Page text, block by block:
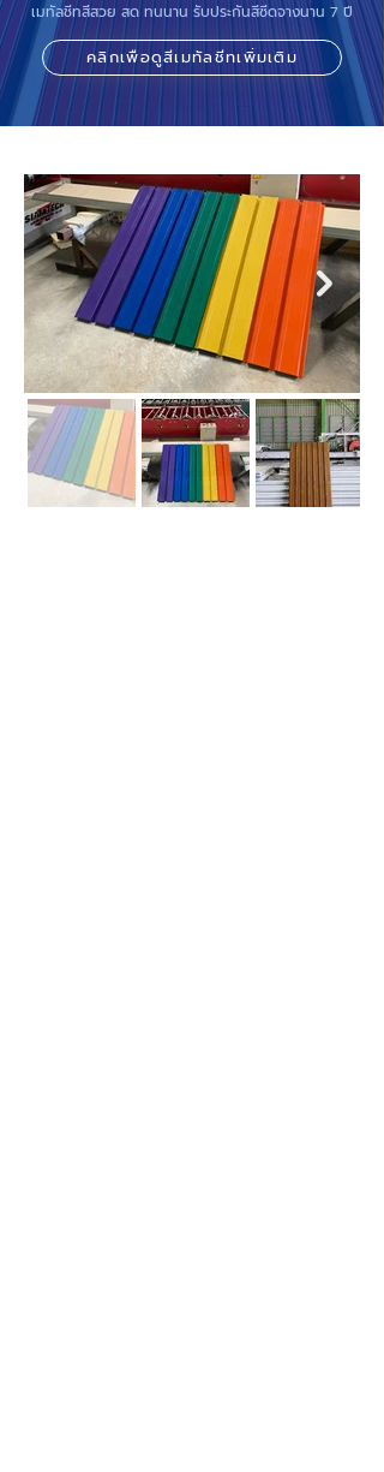
เมทัลชีทสีสวย สด ทนนาน รับประกันสีซีดจางนาน 7 ปี
คลิกเพื่อดูสีเมทัลชีทเพิ่มเติม